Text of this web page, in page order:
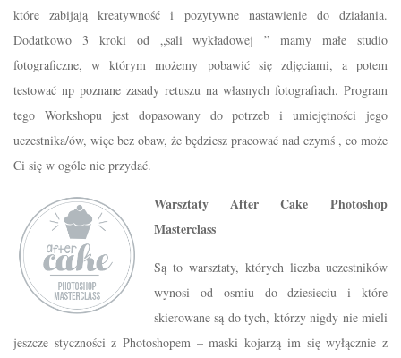
które zabijają kreatywność i pozytywne nastawienie do działania.
Dodatkowo 3 kroki od „sali wykładowej ” mamy małe studio
fotograficzne, w którym możemy pobawić się zdjęciami, a potem
testować np poznane zasady retuszu na własnych fotografiach. Program
tego Workshopu jest dopasowany do potrzeb i umiejętności jego
uczestnika/ów, więc bez obaw, że będziesz pracować nad czymś , co może
Ci się w ogóle nie przydać.
Warsztaty After Cake Photoshop
Masterclass
Są to warsztaty, których liczba uczestników
wynosi od osmiu do dziesieciu i które
skierowane są do tych, którzy nigdy nie mieli
jeszcze styczności z Photoshopem – maski kojarzą im się wyłącznie z